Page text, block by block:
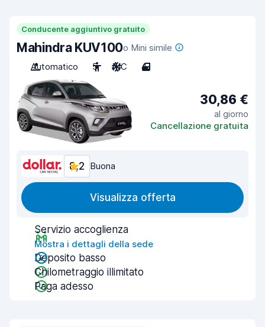
Conducente aggiuntivo gratuito
Mahindra KUV100o Mini simile
Automatico
5 A/C 4
30,86 €
al giorno
Cancellazione gratuita
8,2 Buona
Visualizza offerta
Servizio accoglienza
Mostra i dettagli della sede
Deposito basso
Chilometraggio illimitato
Paga adesso